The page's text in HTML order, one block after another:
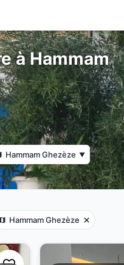
à Hammam
Hammam Ghezèze ▼
Hammam Ghezèze